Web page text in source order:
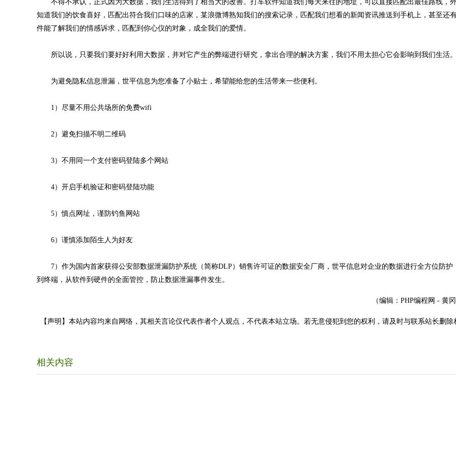
不得不承认，正式因为大数据，我们生活得到了相当大的改善。打车软件知道我们每天来往的地址，可以直接匹配出最佳路线，
知道我们的饮食喜好，匹配出符合我们口味的店家，某浪微博熟知我们的搜索记录，匹配我们想看的新闻资讯推送到手机上，甚至还
件能了解我们的情感诉求，匹配到你心仪的对象，成全我们的爱情。
所以说，只要我们要好好利用大数据，并对它产生的弊端进行研究，拿出合理的解决方案，我们不用太担心它会影响到我们生活。
为避免隐私信息泄漏，世平信息为您准备了小贴士，希望能给您的生活带来一些便利。
1）尽量不用公共场所的免费wifi
2）避免扫描不明二维码
3）不用同一个支付密码登陆多个网站
4）开启手机验证和密码登陆功能
5）慎点网址，谨防钓鱼网站
6）谨慎添加陌生人为好友
7）作为国内首家获得公安部数据泄漏防护系统（简称DLP）销售许可证的数据安全厂商，世平信息对企业的数据进行全方位防护
到终端，从软件到硬件的全面管控，防止数据泄漏事件发生。
（编辑：PHP编程网 - 黄
【声明】本站内容均来自网络，其相关言论仅代表作者个人观点，不代表本站立场。若无意侵犯到您的权利，请及时与联系站长删除
相关内容